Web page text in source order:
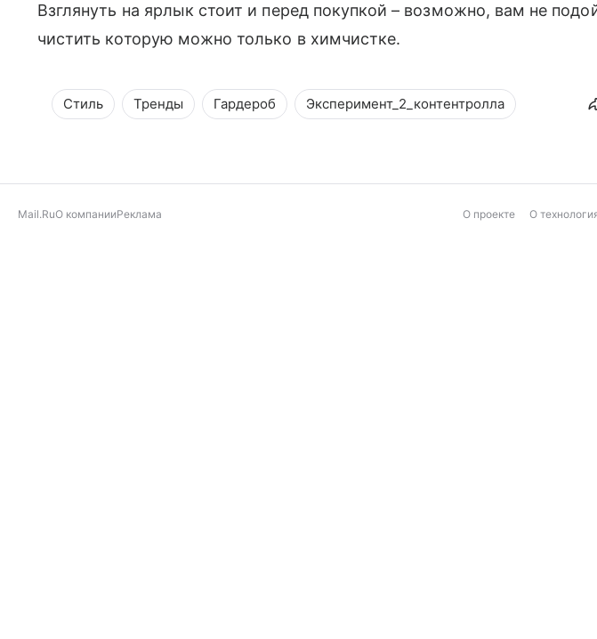
Взглянуть на ярлык стоит и перед покупкой – возможно, вам не
чистить которую можно только в химчистке.
Стиль Тренды Гардероб Эксперимент_2_контентролла
Mail.RuО компанииРеклама О проекте О